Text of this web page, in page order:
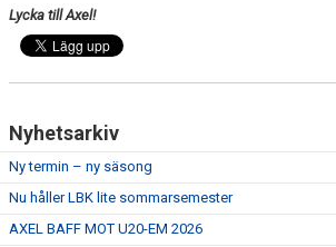
LBKS JUBILEUMSBOK
STOLT SPONSOR
ÅNGERRÄTT
ENOLIV.SE
OM SKADAN ÄR FRAMME
Lycka till Axel!
Nyhetsarkiv
Ny termin – ny säsong
Nu håller LBK lite sommarsemester
AXEL BAFF MOT U20-EM 2026